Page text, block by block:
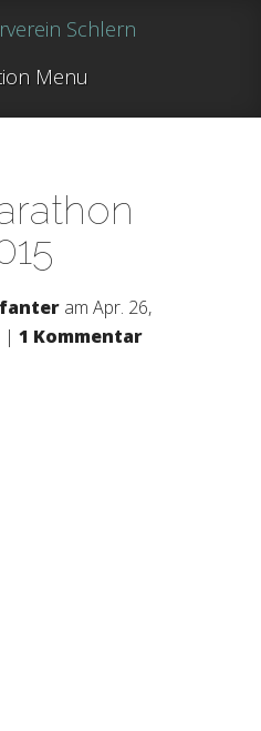
Menu
am Apr. 26,
| 1 Kommentar